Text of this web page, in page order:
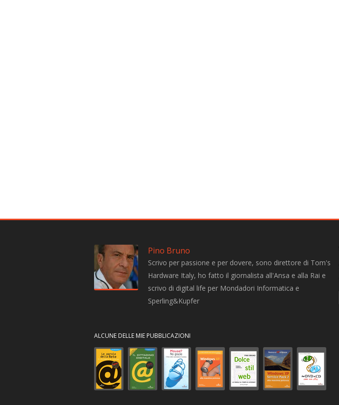
Pino Bruno
Scrivo per passione e per dovere, sono direttore di Tom's
Hardware Italy, ho fatto il giornalista all'Ansa e alla Rai e
scrivo di digital life per Mondadori Informatica e
Sperling&Kupfer
ALCUNE DELLE MIE PUBBLICAZIONI